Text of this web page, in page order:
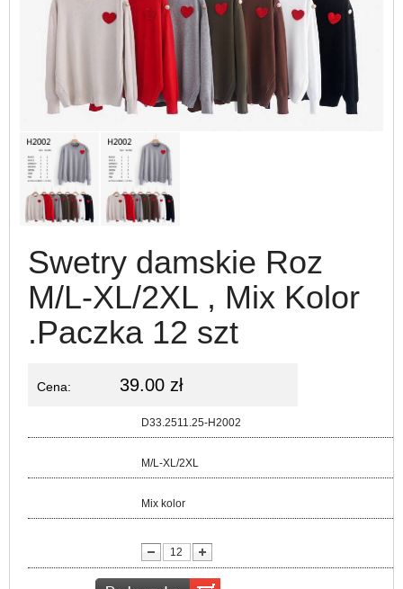
Swetry damskie Roz
M/L-XL/2XL , Mix Kolor
.Paczka 12 szt
Cena: 39.00 zł
D33.2511.25-H2002
M/L-XL/2XL
Mix kolor